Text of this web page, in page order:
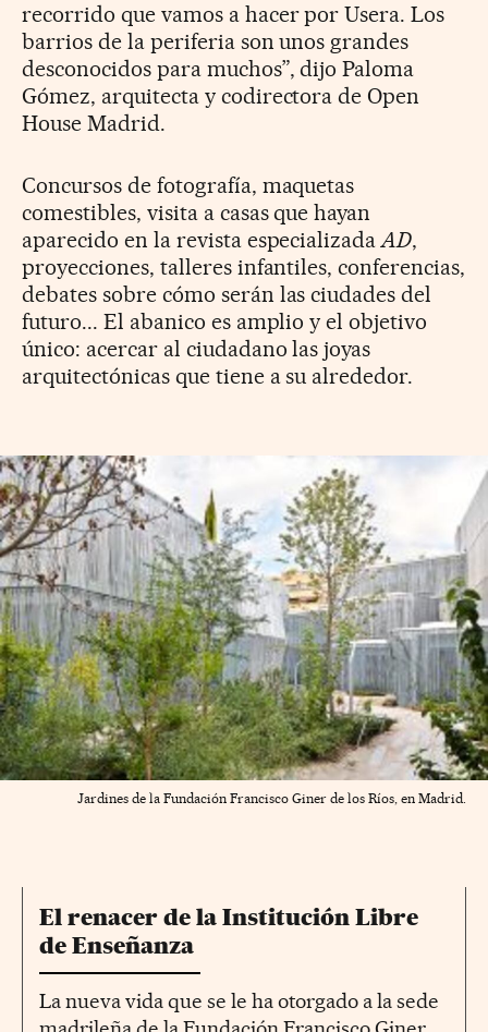
recorrido que vamos a hacer por Usera. Los
barrios de la periferia son unos grandes
desconocidos para muchos”, dijo Paloma
Gómez, arquitecta y codirectora de Open
House Madrid.
Concursos de fotografía, maquetas
comestibles, visita a casas que hayan
aparecido en la revista especializadaAD,
proyecciones, talleres infantiles, conferencias,
debates sobre cómo serán las ciudades del
futuro... El abanico es amplio y el objetivo
único: acercar al ciudadano las joyas
arquitectónicas que tiene a su alrededor.
Jardines de la Fundación Francisco Giner de los Ríos, en Madrid.
El renacer de la Institución Libre
de Enseñanza
La nueva vida que se le ha otorgado a la sede